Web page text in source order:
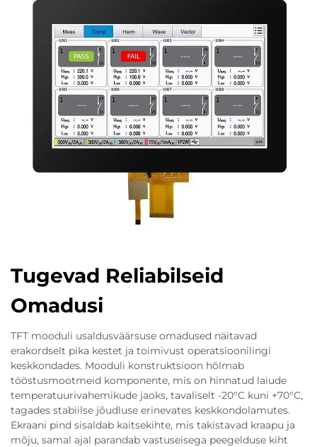
Tugevad Reliabilseid
Omadusi
TFT mooduli usaldusväärsuse omadused näitavad
erakordselt pika kestet ja toimivust operatsioonilingi
keskkondades. Mooduli konstruktsioon hõlmab
tööstusmootmeid komponente, mis on hinnatud laiude
temperatuurivahemikude jaoks, tavaliselt -20°C kuni +70°C,
tagades stabiilse jõudluse erinevates keskkondolamutes.
Ekraani pind sisaldab kaitsekihte, mis takistavad kraapu ja
mõju, samal ajal parandab vastuseisega peegelduse kiht